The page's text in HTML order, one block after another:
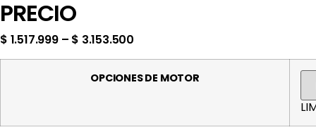
PRECIO
$ 1.517.999– $ 3.153.500
OPCIONES DE MOTOR